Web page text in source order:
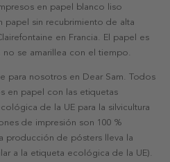
en papel blanco liso
papel sin recubrimiento de alta
en Francia. El papel es
se amarillea con el tiempo.
para nosotros en Dear Sam. Todos
en papel con las etiquetas
de la UE para la silvicultura
de impresión son 100 %
producción de pósters lleva la
a la etiqueta ecológica de la UE).